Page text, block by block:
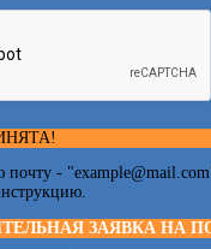
почту - "example@mail.com
ЗАЯВКА НА